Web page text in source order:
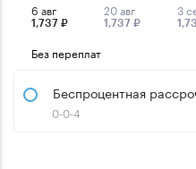
6 авг
1,737 ₽
20 авг
1,737 ₽
3
Без переплат
Беспроцентная
0-0-4